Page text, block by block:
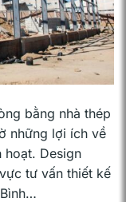
bằng nhà thép
những lợi ích về
hoạt. Design
tư vấn thiết kế